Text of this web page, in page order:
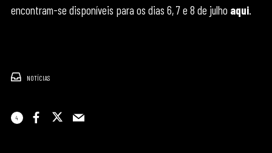
encontram-se disponíveis para os dias 6, 7 e 8 de julho aqui.
NOTÍCIAS
4